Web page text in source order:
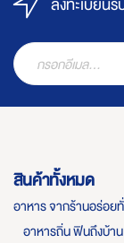
สินค้าทั้งหมด
อาหาร จากร้านอร่อย
อาหารถิ่น ฟินถึงบ้าน